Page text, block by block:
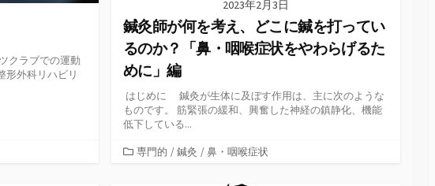
クラブでの運動
形外科リハビリ
2023年2月3日
鍼灸師が何を考え、どこに鍼を打ってい
るのか？「鼻・咽喉症状をやわらげるた
めに」編
はじめに 鍼灸が生体に及ぼす作用は、主に次のような
ものです。 筋緊張の緩和、興奮した神経の鎮静化、機能
低下している...
カ専門的 / 鍼灸 / 鼻・咽喉症状